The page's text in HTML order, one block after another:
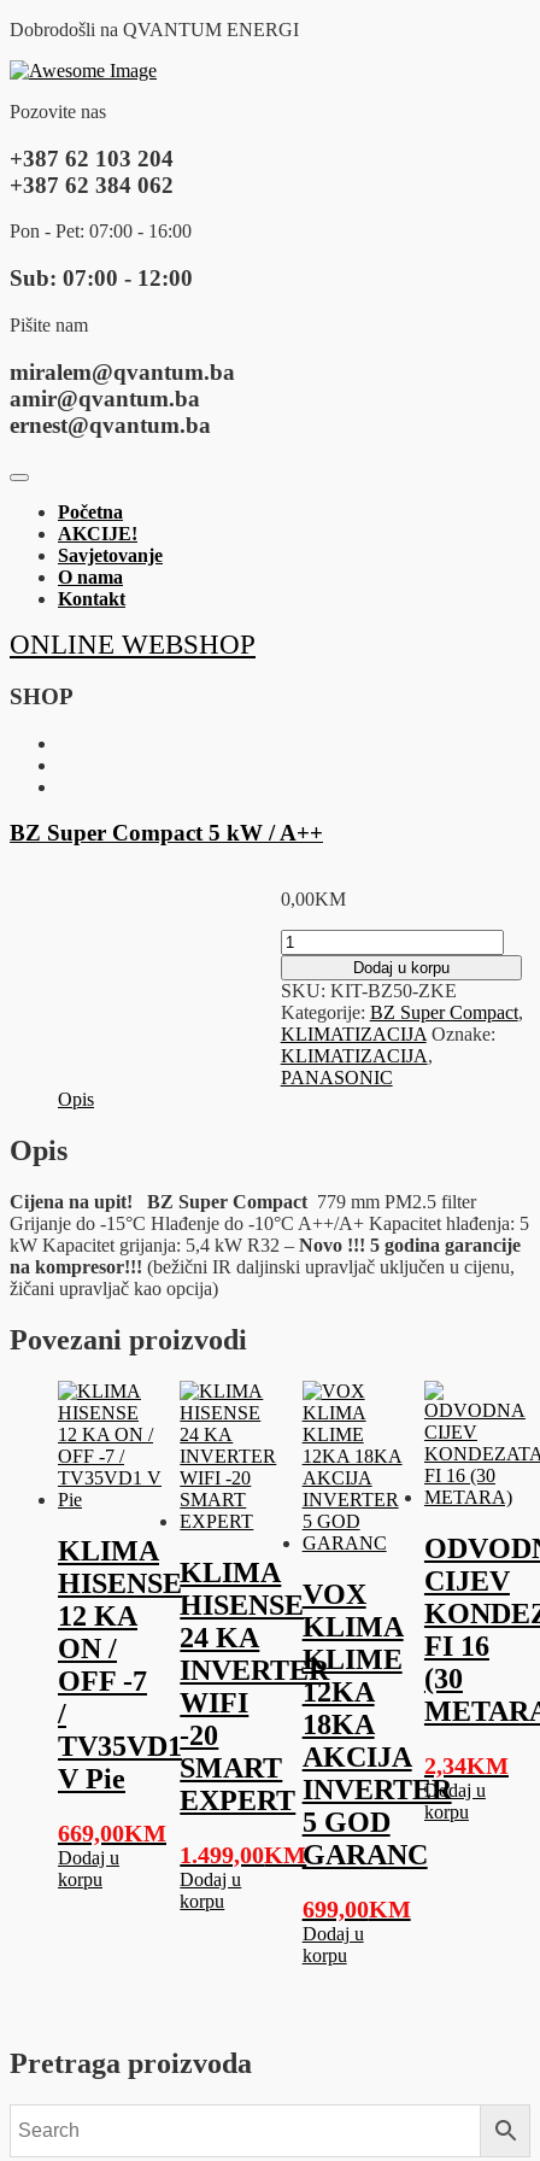
Dobrodošli na QVANTUM ENERGI
Pozovite nas
+387 62 103 204
+387 62 384 062
Pon - Pet: 07:00 - 16:00
Sub: 07:00 - 12:00
Pišite nam
miralem@qvantum.ba
amir@qvantum.ba
ernest@qvantum.ba
Početna
AKCIJE!
Savjetovanje
O nama
Kontakt
ONLINE WEBSHOP
SHOP
BZ Super Compact 5 kW / A++
0,00KM
BZ
Super
Compact
5
kW
/
A++
količina
Dodaj u korpu
SKU: KIT-BZ50-ZKE
Kategorije: BZ Super Compact,
KLIMATIZACIJA Oznake:
KLIMATIZACIJA,
PANASONIC
Opis
Opis
Cijena na upit! BZ Super Compact 779 mm PM2.5 filter
Grijanje do -15°C Hlađenje do -10°C A++/A+ Kapacitet hlađenja: 5
kW Kapacitet grijanja: 5,4 kW R32 – Novo !!! 5 godina garancije
na kompresor!!! (bežični IR daljinski upravljač uključen u cijenu,
žičani upravljač kao opcija)
Povezani proizvodi
KLIMA
HISENSE
12 KA
ON /
OFF -7
/
TV35VD1
V Pie
669,00KM
Dodaj u
korpu
KLIMA
HISENSE
24 KA
INVERTER
WIFI
-20
SMART
EXPERT
1.499,00KM
Dodaj u
korpu
VOX
KLIMA
KLIME
12KA
18KA
AKCIJA
INVERTER
5 GOD
GARANC
699,00KM
Dodaj u
korpu
CIJEV
FI 16
(30
2,34KM
Dodaj u
korpu
Pretraga proizvoda